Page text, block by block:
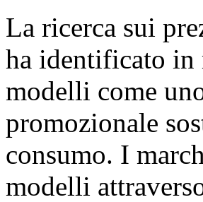
La ricerca sui
ha identificato in
modelli come
promozionale
consumo. I
modelli